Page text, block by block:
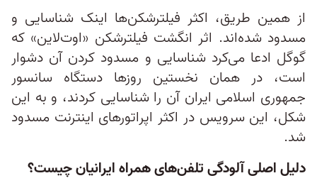
از همین طریق، اکثر فیلترشکن‌ها اینک شناسایی و
مسدود شده‌اند. اثر انگشت فیلترشکن «اوت‌لاین» که
گوگل ادعا می‌کرد شناسایی و مسدود کردن آن دشوار
است، در همان نخستین روزها دستگاه سانسور
جمهوری اسلامی ایران آن را شناسایی کردند، و به این
شکل، این سرویس در اکثر اپراتورهای اینترنت مسدود
شد.
دلیل اصلی آلودگی تلفن‌های همراه ایرانیان چیست؟